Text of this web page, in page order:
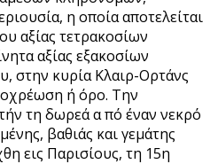
η οποία αποτελείται
αξίας τετρακοσίων
αξίας εξακοσίων
στην κυρία Κλαιρ-Ορτάνς
ή όρο. Την
τη δωρεά α πό έναν νεκρό
βαθιάς και γεμάτης
εις Παρισίους, τη 15η